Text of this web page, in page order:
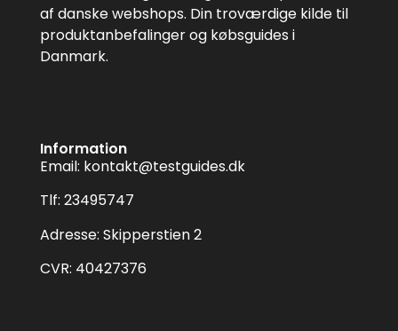
af danske webshops. Din troværdige kilde til
produktanbefalinger og købsguides i
Danmark.
Information
Email: kontakt@testguides.dk
Tlf: 23495747
Adresse: Skipperstien 2
CVR: 40427376